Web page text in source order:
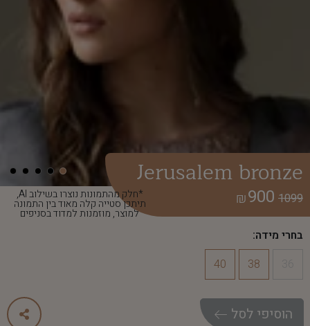
*חלק מהתמונות נוצרו בשילוב AI,
תיתכן סטייה קלה מאוד בין התמונה
למוצר, מוזמנות למדוד בסניפים
Jerusalem bronze
1099
900
₪
בחרי מידה:
38
40
הוסיפי לסל